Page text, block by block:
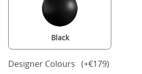
Black
Designer Colours (+€179)